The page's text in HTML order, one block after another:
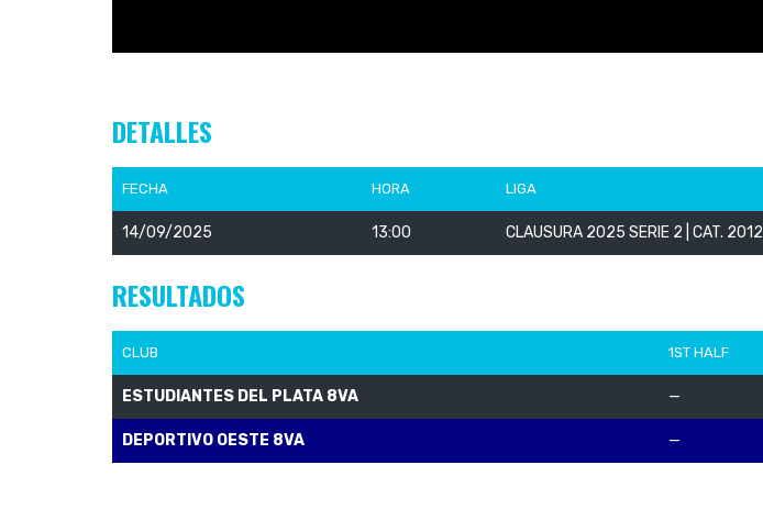
DETALLES
FECHA HORA LIGA
14/09/2025 13:00 CLAUSURA 2025 SERIE 2 | CAT. 2012
RESULTADOS
CLUB 1ST HALF
ESTUDIANTES DEL PLATA 8VA —
DEPORTIVO OESTE 8VA —